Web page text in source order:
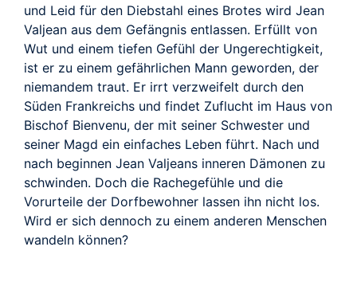
und Leid für den Diebstahl eines Brotes wird Jean
Valjean aus dem Gefängnis entlassen. Erfüllt von
Wut und einem tiefen Gefühl der Ungerechtigkeit,
ist er zu einem gefährlichen Mann geworden, der
niemandem traut. Er irrt verzweifelt durch den
Süden Frankreichs und findet Zuflucht im Haus von
Bischof Bienvenu, der mit seiner Schwester und
seiner Magd ein einfaches Leben führt. Nach und
nach beginnen Jean Valjeans inneren Dämonen zu
schwinden. Doch die Rachegefühle und die
Vorurteile der Dorfbewohner lassen ihn nicht los.
Wird er sich dennoch zu einem anderen Menschen
wandeln können?